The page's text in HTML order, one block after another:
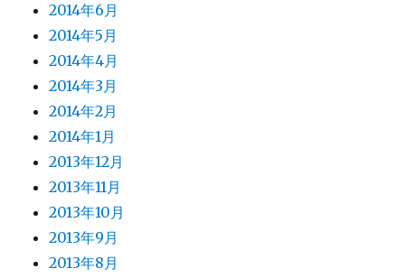
2014年6月
2014年5月
2014年4月
2014年3月
2014年2月
2014年1月
2013年12月
2013年11月
2013年10月
2013年9月
2013年8月